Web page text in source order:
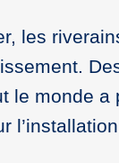
les
le monde